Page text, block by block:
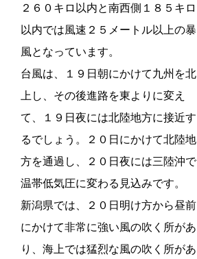
２６０キロ以内と南西側１８５キロ
以内では風速２５メートル以上の暴
風となっています。
台風は、１９日朝にかけて九州を北
上し、その後進路を東よりに変え
て、１９日夜には北陸地方に接近す
るでしょう。２０日にかけて北陸地
方を通過し、２０日夜には三陸沖で
温帯低気圧に変わる見込みです。
新潟県では、２０日明け方から昼前
にかけて非常に強い風の吹く所があ
り、海上では猛烈な風の吹く所があ